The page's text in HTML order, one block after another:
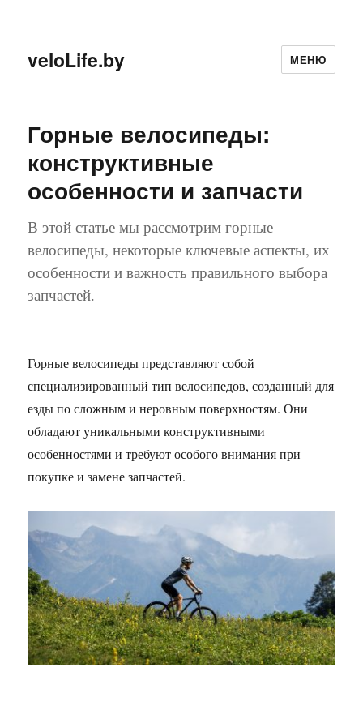
veloLife.by МЕНЮ
Горные велосипеды:
конструктивные
особенности и запчасти
В этой статье мы рассмотрим горные
велосипеды, некоторые ключевые аспекты, их
особенности и важность правильного выбора
запчастей.
Горные велосипеды представляют собой
специализированный тип велосипедов, созданный для
езды по сложным и неровным поверхностям. Они
обладают уникальными конструктивными
особенностями и требуют особого внимания при
покупке и замене запчастей.